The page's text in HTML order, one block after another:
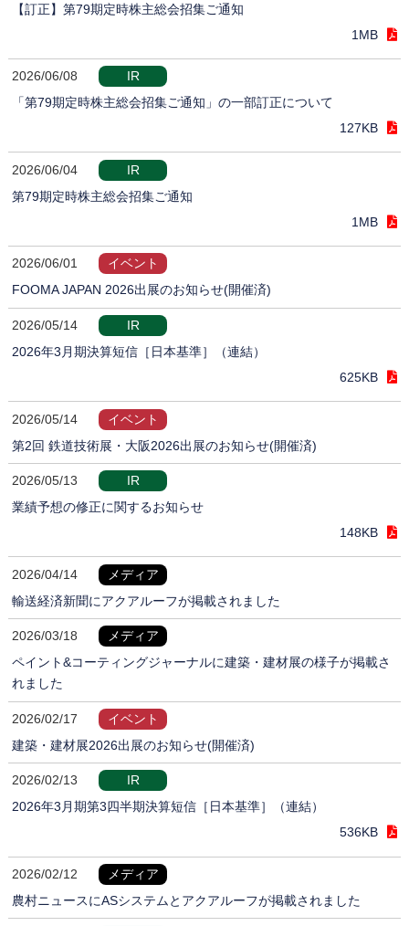
【訂正】第79期定時株主総会招集ご通知
1MB
2026/06/08
IR
「第79期定時株主総会招集ご通知」の一部訂正について
127KB
2026/06/04
IR
第79期定時株主総会招集ご通知
1MB
2026/06/01
イベント
FOOMA JAPAN 2026出展のお知らせ(開催済)
2026/05/14
IR
2026年3月期決算短信［日本基準］（連結）
625KB
2026/05/14
イベント
第2回 鉄道技術展・大阪2026出展のお知らせ(開催済)
2026/05/13
IR
業績予想の修正に関するお知らせ
148KB
2026/04/14
メディア
輸送経済新聞にアクアルーフが掲載されました
2026/03/18
メディア
ペイント&コーティングジャーナルに建築・建材展の様子が掲載さ
れました
2026/02/17
イベント
建築・建材展2026出展のお知らせ(開催済)
2026/02/13
IR
2026年3月期第3四半期決算短信［日本基準］（連結）
536KB
2026/02/12
メディア
農村ニュースにASシステムとアクアルーフが掲載されました